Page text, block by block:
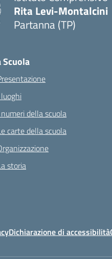
Rita Levi-Montalcini
Partanna (TP)
Scuola
della scuola
carte della scuola
storia
Dichiarazione di accessibilità